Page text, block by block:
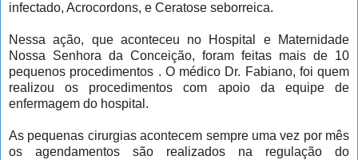
infectado, Acrocordons, e Ceratose seborreica.
Nessa ação, que aconteceu no Hospital e Maternidade
Nossa Senhora da Conceição, foram feitas mais de 10
pequenos procedimentos . O médico Dr. Fabiano, foi quem
realizou os procedimentos com apoio da equipe de
enfermagem do hospital.
As pequenas cirurgias acontecem sempre uma vez por mês
os agendamentos são realizados na regulação do